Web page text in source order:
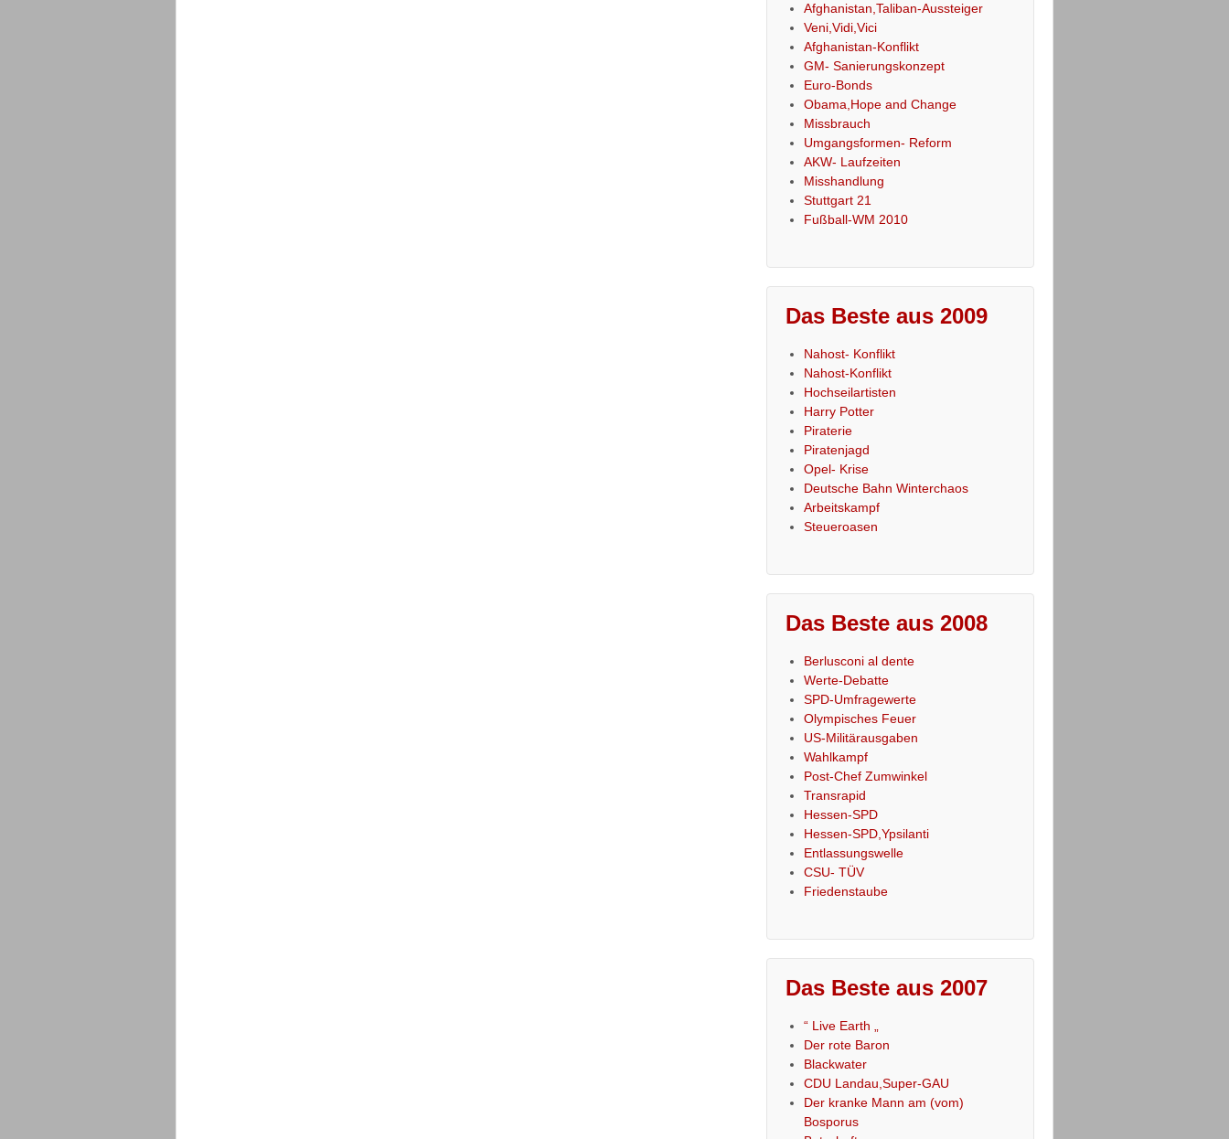
Afghanistan,Taliban-Aussteiger
Veni,Vidi,Vici
Afghanistan-Konflikt
GM- Sanierungskonzept
Euro-Bonds
Obama,Hope and Change
Missbrauch
Umgangsformen- Reform
AKW- Laufzeiten
Misshandlung
Stuttgart 21
Fußball-WM 2010
Das Beste aus 2009
Nahost- Konflikt
Nahost-Konflikt
Hochseilartisten
Harry Potter
Piraterie
Piratenjagd
Opel- Krise
Deutsche Bahn Winterchaos
Arbeitskampf
Steueroasen
Das Beste aus 2008
Berlusconi al dente
Werte-Debatte
SPD-Umfragewerte
Olympisches Feuer
US-Militärausgaben
Wahlkampf
Post-Chef Zumwinkel
Transrapid
Hessen-SPD
Hessen-SPD,Ypsilanti
Entlassungswelle
CSU- TÜV
Friedenstaube
Das Beste aus 2007
“ Live Earth „
Der rote Baron
Blackwater
CDU Landau,Super-GAU
Der kranke Mann am (vom)
Bosporus